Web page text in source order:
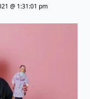
@ 1:31:01 pm